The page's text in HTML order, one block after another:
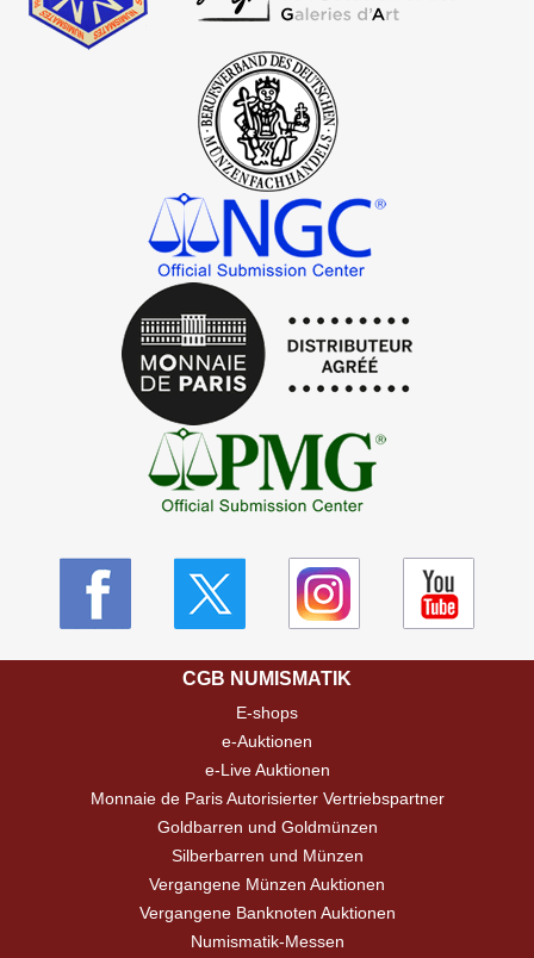
CGB NUMISMATIK
E-shops
e-Auktionen
e-Live Auktionen
Monnaie de Paris Autorisierter Vertriebspartner
Goldbarren und Goldmünzen
Silberbarren und Münzen
Vergangene Münzen Auktionen
Vergangene Banknoten Auktionen
Numismatik-Messen